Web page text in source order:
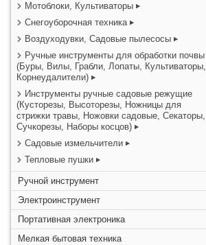
Мотоблоки, Культиваторы
Снегоуборочная техника
Воздуходувки, Садовые пылесосы
Ручные инструменты для обработки почвы
(Буры, Вилы, Грабли, Лопаты, Культиваторы,
Корнеудалители)
Инструменты ручные садовые режущие
(Кусторезы, Высоторезы, Ножницы для
стрижки травы, Ножовки садовые, Секаторы,
Сучкорезы, Наборы косцов)
Садовые измельчители
Тепловые пушки
Ручной инструмент
Электроинструмент
Портативная электроника
Мелкая бытовая техника